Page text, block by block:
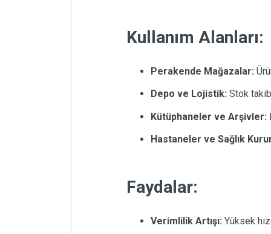
Kullanım Alanları:
Perakende Mağazalar:
Depo ve Lojistik: Stok
Kütüphaneler ve Arşivler:
Hastaneler ve Sağlık
Faydalar:
Verimlilik Artışı: Yüksek